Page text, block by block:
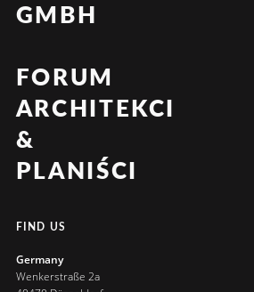
GMBH
FORUM
ARCHITEKCI
&
PLANIŚCI
FIND US
Germany
Wenkerstraße 2a